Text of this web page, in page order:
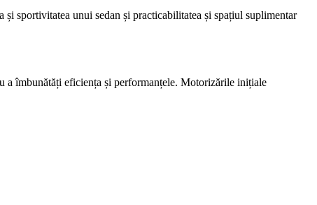
sportivitatea unui sedan și practicabilitatea și spațiul suplimentar
a îmbunătăți eficiența și performanțele. Motorizările inițiale